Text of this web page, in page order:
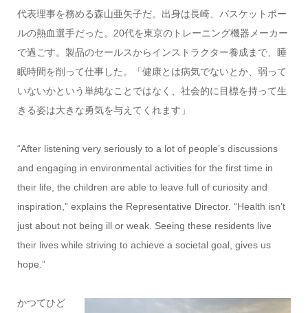
代表理事を務める森山亜矢子だ。出身は長崎、バスケットボー
ルの熱血選手だった。20代を東京のトレーニング機器メーカー
で過ごす。製品のセールスからインストラクター養成まで、睡
眠時間を削って仕事した。「健康とは病気でないとか、弱って
いないかという単純なことではなく、社会的に目標を持って生
きる姿は大きな勇気を与えてくれます」
“After listening very seriously to a lot of people’s discussions
and engaging in environmental activities for the first time in
their life, the children are able to leave full of curiosity and
inspiration,” explains the Representative Director. “Health isn’t
just about not being ill or weak. Seeing these residents live
their lives while striving to achieve a societal goal, gives us
hope.”
かつてひど